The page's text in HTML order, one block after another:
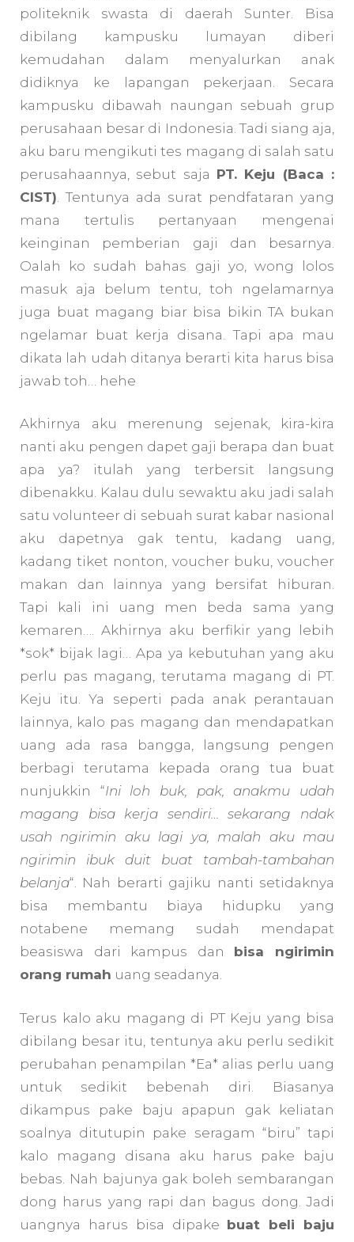
politeknik swasta di daerah Sunter. Bisa
dibilang kampusku lumayan diberi
kemudahan dalam menyalurkan anak
didiknya ke lapangan pekerjaan. Secara
kampusku dibawah naungan sebuah grup
perusahaan besar di Indonesia. Tadi siang aja,
aku baru mengikuti tes magang di salah satu
perusahaannya, sebut saja PT. Keju (Baca :
CIST) . Tentunya ada surat pendfataran yang
mana tertulis pertanyaan mengenai
keinginan pemberian gaji dan besarnya.
Oalah ko sudah bahas gaji yo, wong lolos
masuk aja belum tentu, toh ngelamarnya
juga buat magang biar bisa bikin TA bukan
ngelamar buat kerja disana. Tapi apa mau
dikata lah udah ditanya berarti kita harus bisa
jawab toh… hehe
Akhirnya aku merenung sejenak, kira-kira
nanti aku pengen dapet gaji berapa dan buat
apa ya? itulah yang terbersit langsung
dibenakku. Kalau dulu sewaktu aku jadi salah
satu volunteer di sebuah surat kabar nasional
aku dapetnya gak tentu, kadang uang,
kadang tiket nonton, voucher buku, voucher
makan dan lainnya yang bersifat hiburan.
Tapi kali ini uang men beda sama yang
kemaren…. Akhirnya aku berfikir yang lebih
*sok* bijak lagi… Apa ya kebutuhan yang aku
perlu pas magang, terutama magang di PT.
Keju itu. Ya seperti pada anak perantauan
lainnya, kalo pas magang dan mendapatkan
uang ada rasa bangga, langsung pengen
berbagi terutama kepada orang tua buat
nunjukkin “Ini loh buk, pak, anakmu udah
magang bisa kerja sendiri… sekarang ndak
usah ngirimin aku lagi ya, malah aku mau
ngirimin ibuk duit buat tambah-tambahan
belanja“. Nah berarti gajiku nanti setidaknya
bisa membantu biaya hidupku yang
notabene memang sudah mendapat
beasiswa dari kampus dan bisa ngirimin
orang rumah uang seadanya.
Terus kalo aku magang di PT Keju yang bisa
dibilang besar itu, tentunya aku perlu sedikit
perubahan penampilan *Ea* alias perlu uang
untuk sedikit bebenah diri. Biasanya
dikampus pake baju apapun gak keliatan
soalnya ditutupin pake seragam “biru” tapi
kalo magang disana aku harus pake baju
bebas. Nah bajunya gak boleh sembarangan
dong harus yang rapi dan bagus dong. Jadi
uangnya harus bisa dipake buat beli baju